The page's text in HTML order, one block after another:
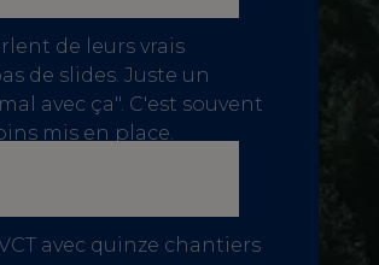
de leurs vrais
de slides. Juste un
avec ça". C'est souvent
mis en place.
avec quinze chantiers